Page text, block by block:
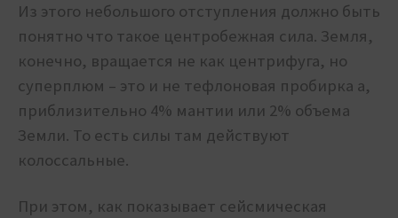
Из этого небольшого отступления должно быть
понятно что такое центробежная сила. Земля,
конечно, вращается не как центрифуга, но
суперплюм – это и не тефлоновая пробирка а,
приблизительно 4% мантии или 2% объема
Земли. То есть силы там действуют
колоссальные.
При этом, как показывает сейсмическая